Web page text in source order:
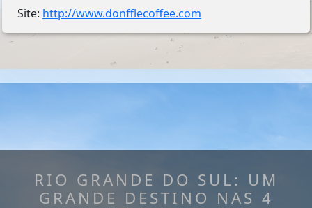
Site: http://www.donfflecoffee.com
RIO GRANDE DO SUL: UM
GRANDE DESTINO NAS 4